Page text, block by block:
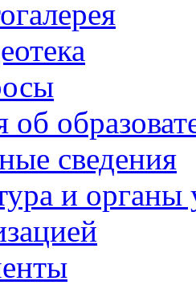
об
сведения
и органы